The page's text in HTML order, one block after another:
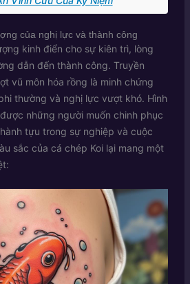
của nghị lực và thành công
kinh điển cho sự kiên trì, lòng
dẫn đến thành công. Truyền
vũ môn hóa rồng là minh chứng
thường và nghị lực vượt khó. Hình
những người muốn chinh phục
tựu trong sự nghiệp và cuộc
sắc của cá chép Koi lại mang một